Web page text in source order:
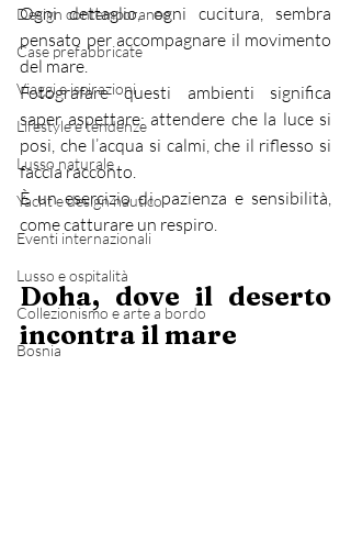
Design contemporaneo
Case prefabbricate
Viaggi e ispirazioni
Lifestyle e tendenze
Lusso naturale
Yacht e design nautico
Eventi internazionali
Lusso e ospitalità
Collezionismo e arte a bordo
Bosnia
Ogni dettaglio, ogni cucitura, sembra
pensato per accompagnare il movimento
del mare.
Fotografare questi ambienti significa
saper aspettare: attendere che la luce si
posi, che l’acqua si calmi, che il riflesso si
faccia racconto.
È un esercizio di pazienza e sensibilità,
come catturare un respiro.
Doha, dove il deserto
incontra il mare